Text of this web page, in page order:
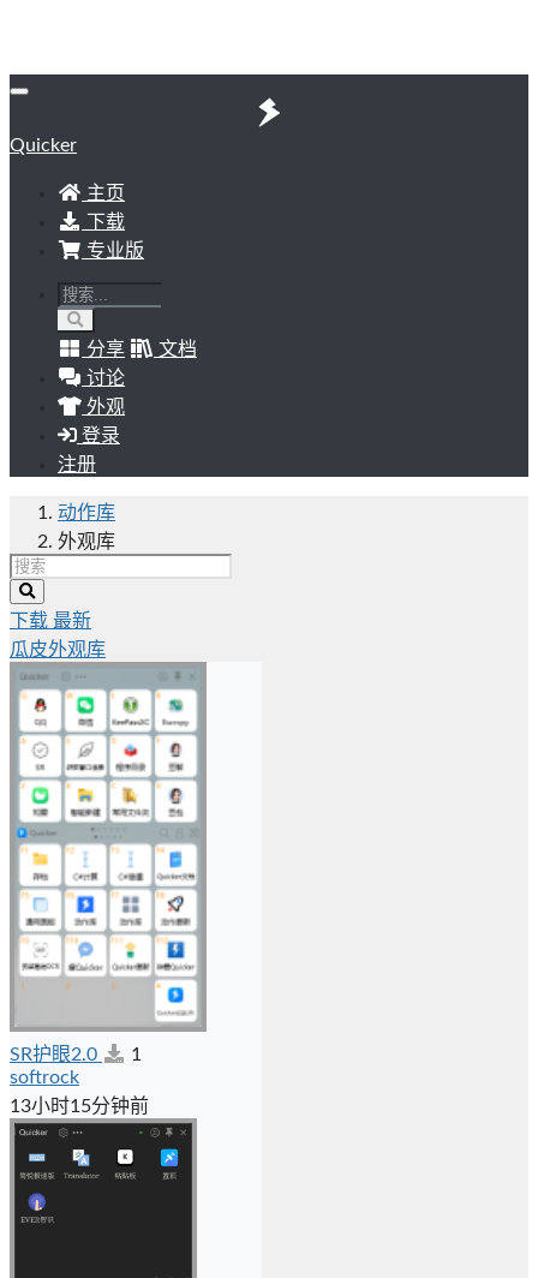
Quicker
主页
下载
专业版
分享
文档
讨论
外观
登录
注册
动作库
外观库
下载 最新
瓜皮外观库
SR护眼2.0
1
softrock
13小时15分钟前